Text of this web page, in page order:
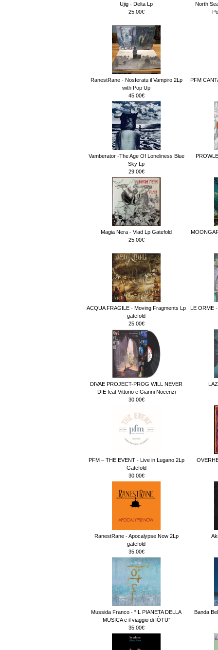
Ujig - Delta Lp
25.00€
North
RanestRane - Nosferatu il Vampiro 2Lp
with Pop Up
45.00€
PFM
Vamberator -The Age Of Loneliness Blue
Sky Lp
29.00€
Magia Nera - Vlad Lp Gatefold
25.00€
ACQUA FRAGILE - Moving Fragments Lp
gatefold
25.00€
LE ORME
DIVAE PROJECT-PROG WILL NEVER
DIE feat Vittorio e Gianni Nocenzi
30.00€
PFM – THE EVENT - Live in Lugano 2Lp
Gatefold
30.00€
RanestRane - Apocalypse Now 2Lp
gatefold
35.00€
Mussida Franco - “IL PIANETA DELLA
MUSICA e il viaggio di IÒTU”
35.00€
Banda